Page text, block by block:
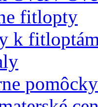
fitlopty
k
pomôcky